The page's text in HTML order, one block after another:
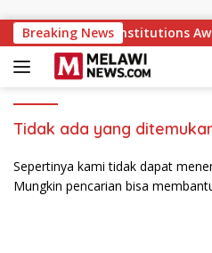
Breaking News
Government Institutions
Tidak ada yang
Sepertinya kami tidak dapat
Mungkin pencarian bisa